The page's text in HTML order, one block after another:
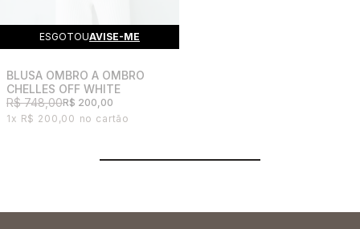
ESGOTOUAVISE-ME
BLUSA OMBRO A OMBRO
CHELLES OFF WHITE
R$ 748,00R$ 200,00
1x R$ 200,00